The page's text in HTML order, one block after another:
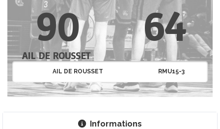
90 64
AIL DE ROUSSET
AIL DE ROUSSET RMU15-3
Informations